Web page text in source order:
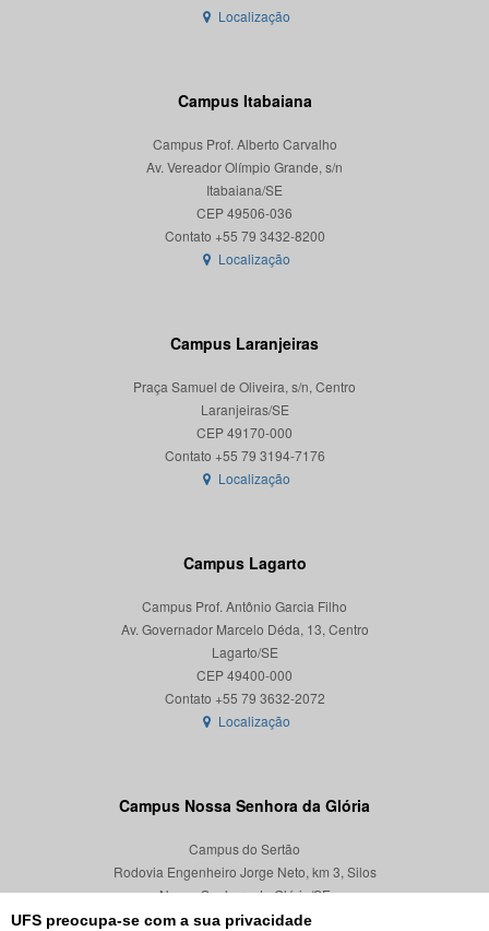
UFS preocupa-se com a sua privacidade
Localização
Campus Itabaiana
Campus Prof. Alberto Carvalho
Av. Vereador Olímpio Grande, s/n
Itabaiana/SE
CEP 49506-036
Localização
Campus Laranjeiras
Praça Samuel de Oliveira, s/n, Centro
Laranjeiras/SE
CEP 49170-000
Localização
Campus Lagarto
Campus Prof. Antônio Garcia Filho
Av. Governador Marcelo Déda, 13, Centro
Lagarto/SE
CEP 49400-000
Localização
Campus Nossa Senhora da Glória
Campus do Sertão
Rodovia Engenheiro Jorge Neto, km 3, Silos
Nossa Senhora da Glória/SE
CEP 49680-000